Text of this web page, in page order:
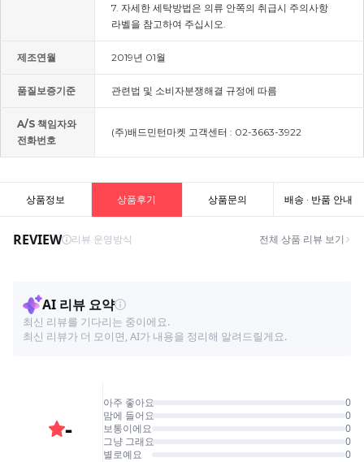
7. 자세한 세탁방법은 의류 안쪽의 취급시 주의사항
라벨을 참고하여 주십시오.
제조연월 2019년 01월
품질보증기준 관련법 및 소비자분쟁해결 규정에 따름
A/S 책임자와
전화번호
(주)배드민턴마켓 고객센터 : 02-3663-3922
상품정보 상품후기 상품문의 배송 · 반품 안내